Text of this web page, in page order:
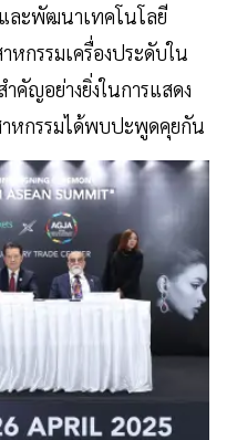
ละพัฒนาเทคโนโลยี
กรรมเครื่องประดับใน
คัญอย่างยิ่งในการแสดง
หกรรมได้พบปะพูดคุยกัน